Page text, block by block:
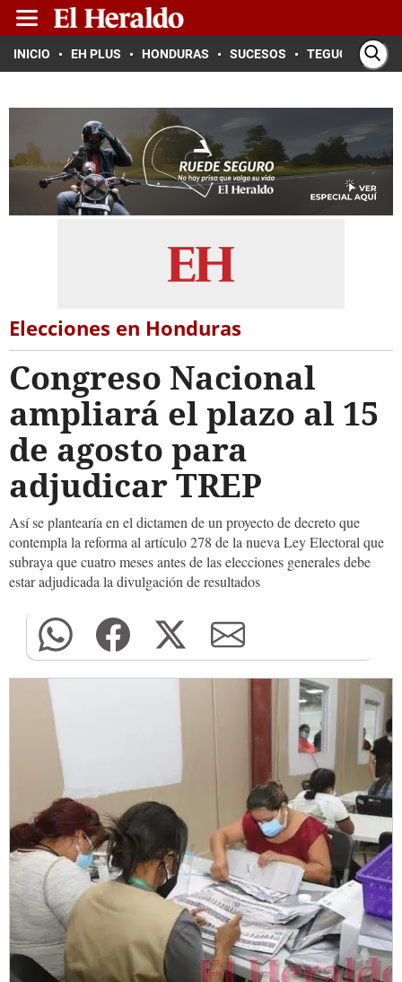
INICIO EH PLUS HONDURAS SUCESOS TEGUCIGALPA
Elecciones en Honduras
Congreso Nacional
ampliará el plazo al 15
de agosto para
adjudicar TREP
Así se plantearía en el dictamen de un proyecto de decreto que
contempla la reforma al artículo 278 de la nueva Ley Electoral que
subraya que cuatro meses antes de las elecciones generales debe
estar adjudicada la divulgación de resultados